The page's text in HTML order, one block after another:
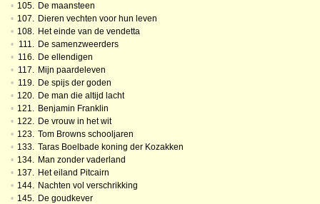
• 105. De maansteen
• 107. Dieren vechten voor hun leven
• 108. Het einde van de vendetta
• 111. De samenzweerders
• 116. De ellendigen
• 117. Mijn paardeleven
• 119. De spijs der goden
• 120. De man die altijd lacht
• 121. Benjamin Franklin
• 122. De vrouw in het wit
• 123. Tom Browns schooljaren
• 133. Taras Boelbade koning der Kozakken
• 134. Man zonder vaderland
• 137. Het eiland Pitcairn
• 144. Nachten vol verschrikking
• 145. De goudkever